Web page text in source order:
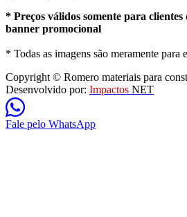
* Preços válidos somente para
banner promocional
* Todas as imagens são meramente para
Copyright © Romero materiais para
Desenvolvido por: Impactos NET
Fale pelo WhatsApp